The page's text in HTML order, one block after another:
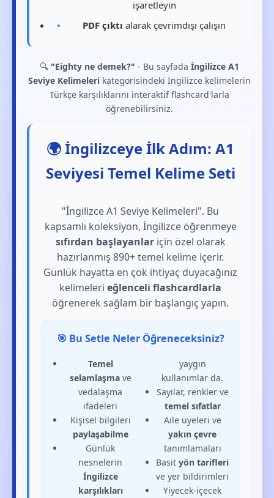
işaretleyin
PDF çıktı alarak çevrimdışı çalışın
🔍 "Eighty ne demek?" - Bu sayfada İngilizce A1
Seviye Kelimelerikategorisindeki İngilizce kelimelerin
Türkçe karşılıklarını interaktif flashcard'larla
öğrenebilirsiniz.
🌍 İngilizceye İlk Adım: A1
Seviyesi Temel Kelime Seti
"İngilizce A1 Seviye Kelimeleri". Bu
kapsamlı koleksiyon, İngilizce öğrenmeye
sıfırdan başlayanlariçin özel olarak
hazırlanmış 890+ temel kelime içerir.
Günlük hayatta en çok ihtiyaç duyacağınız
kelimelerieğlenceli flashcardlarla
öğrenerek sağlam bir başlangıç yapın.
🎯 Bu Setle Neler Öğreneceksiniz?
Temel
selamlaşmave
vedalaşma
ifadeleri
Kişisel bilgileri
paylaşabilme
Günlük
nesnelerin
İngilizce
karşılıkları
yaygın
kullanımlar da.
Sayılar, renkler ve
temel sıfatlar
Aile üyeleri ve
yakın çevre
tanımlamaları
Basityön tarifleri
ve yer bildirimleri
Yiyecek-içecek